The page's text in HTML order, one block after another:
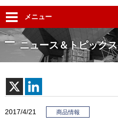
メニュー
ニュース＆トピックス
2017/4/21 商品情報